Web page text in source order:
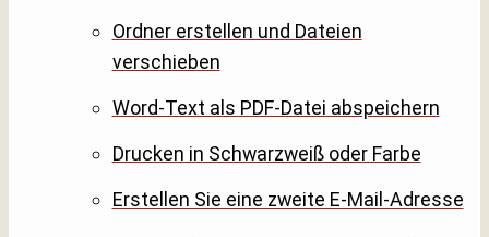
Ordner erstellen und Dateien
verschieben
Word-Text als PDF-Datei abspeichern
Drucken in Schwarzweiß oder Farbe
Erstellen Sie eine zweite E-Mail-Adresse